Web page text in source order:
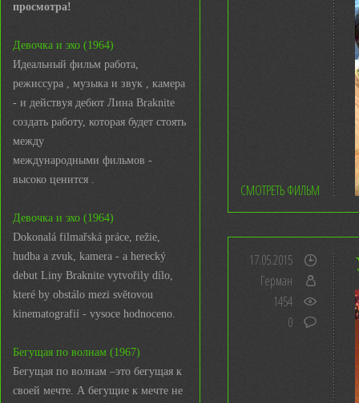
просмотра!
Девочка и эхо (1964)
Идеальный фильм работа,
режиссура , музыка и звук , камера
- и действуя дебют Лина Braknite
создать работу, которая будет стоять
между
международными фильмов -
высоко ценится .
Девочка и эхо (1964)
Dokonalá filmařská práce, režie,
hudba a zvuk, kamera - a herecký
debut Liny Braknite vytvořily dílo,
které by obstálo mezi světovou
kinematografií - vysoce hodnoceno.
Бегущая по волнам (1967)
Бегущая по волнам –это бегущая к
своей мечте. А бегущие к мечте не
СМОТРЕТЬ ФИЛЬМ
17.05.2015
Герман
1454
0